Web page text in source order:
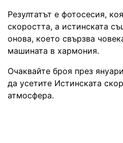
Резултатът е фотосесия,
скоростта, а истинската
онова, което свързва
машината в хармония.
Очаквайте броя през
да усетите Истинската
атмосфера.